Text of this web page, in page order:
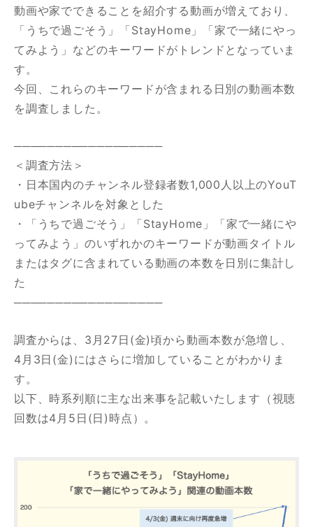
動画や家でできることを紹介する動画が増えており、
「うちで過ごそう」「StayHome」「家で一緒にやっ
てみよう」などのキーワードがトレンドとなっていま
す。
今回、これらのキーワードが含まれる日別の動画本数
を調査しました。
──────────────────
＜調査方法＞
・日本国内のチャンネル登録者数1,000人以上のYouT
ubeチャンネルを対象とした
・「うちで過ごそう」「StayHome」「家で一緒にや
ってみよう」のいずれかのキーワードが動画タイトル
またはタグに含まれている動画の本数を日別に集計し
た
──────────────────
調査からは、3月27日(金)頃から動画本数が急増し、
4月3日(金)にはさらに増加していることがわかりま
す。
以下、時系列順に主な出来事を記載いたします（視聴
回数は4月5日(日)時点）。
YouTubeマーケティング支援
kamuitrackerとは？
チャンネル運用サービスとは
動画戦略から制作・活用まで。
プロ集団がフルサポート